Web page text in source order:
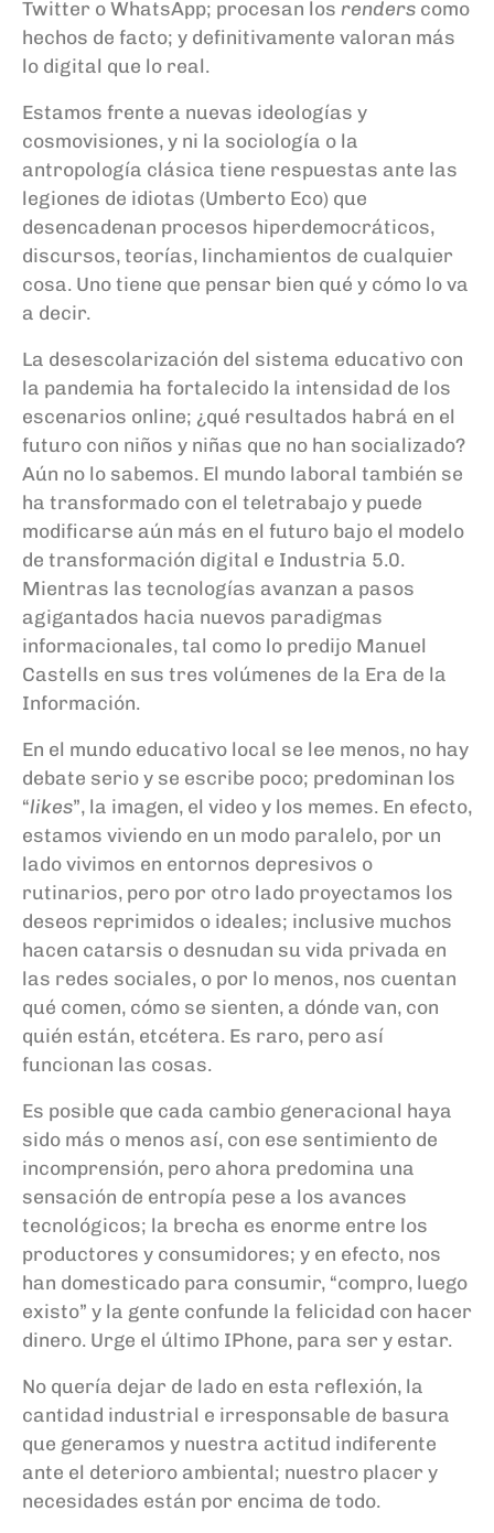
Twitter o WhatsApp; procesan los renders como
hechos de facto; y definitivamente valoran más
lo digital que lo real.
Estamos frente a nuevas ideologías y
cosmovisiones, y ni la sociología o la
antropología clásica tiene respuestas ante las
legiones de idiotas (Umberto Eco) que
desencadenan procesos hiperdemocráticos,
discursos, teorías, linchamientos de cualquier
cosa. Uno tiene que pensar bien qué y cómo lo va
a decir.
La desescolarización del sistema educativo con
la pandemia ha fortalecido la intensidad de los
escenarios online; ¿qué resultados habrá en el
futuro con niños y niñas que no han socializado?
Aún no lo sabemos. El mundo laboral también se
ha transformado con el teletrabajo y puede
modificarse aún más en el futuro bajo el modelo
de transformación digital e Industria 5.0.
Mientras las tecnologías avanzan a pasos
agigantados hacia nuevos paradigmas
informacionales, tal como lo predijo Manuel
Castells en sus tres volúmenes de la Era de la
Información.
En el mundo educativo local se lee menos, no hay
debate serio y se escribe poco; predominan los
“likes”, la imagen, el video y los memes. En efecto,
estamos viviendo en un modo paralelo, por un
lado vivimos en entornos depresivos o
rutinarios, pero por otro lado proyectamos los
deseos reprimidos o ideales; inclusive muchos
hacen catarsis o desnudan su vida privada en
las redes sociales, o por lo menos, nos cuentan
qué comen, cómo se sienten, a dónde van, con
quién están, etcétera. Es raro, pero así
funcionan las cosas.
Es posible que cada cambio generacional haya
sido más o menos así, con ese sentimiento de
incomprensión, pero ahora predomina una
sensación de entropía pese a los avances
tecnológicos; la brecha es enorme entre los
productores y consumidores; y en efecto, nos
han domesticado para consumir, “compro, luego
existo” y la gente confunde la felicidad con hacer
dinero. Urge el último IPhone, para ser y estar.
No quería dejar de lado en esta reflexión, la
cantidad industrial e irresponsable de basura
que generamos y nuestra actitud indiferente
ante el deterioro ambiental; nuestro placer y
necesidades están por encima de todo.